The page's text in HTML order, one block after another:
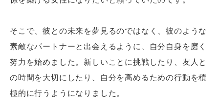
そこで、彼との未来を夢見るのではなく、彼のような
素敵なパートナーと出会えるように、自分自身を磨く
努力を始めました。新しいことに挑戦したり、友人と
の時間を大切にしたり、自分を高めるための行動を積
極的に行うようになりました。